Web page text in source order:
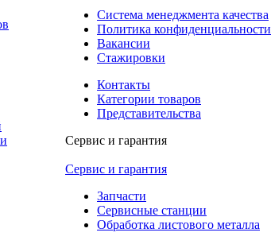
Система менеджмента качества
Политика конфиденциальности
Вакансии
Стажировки
Контакты
Категории товаров
Представительства
Сервис и гарантия
Сервис и гарантия
Запчасти
Сервисные станции
Обработка листового металла